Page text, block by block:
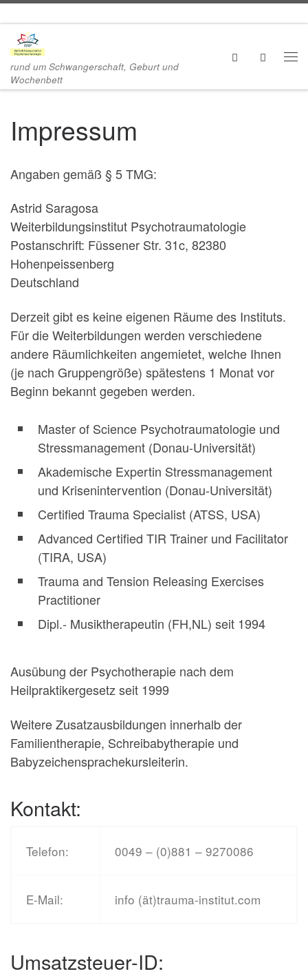
Zum Inhalt springen
rund um Schwangerschaft, Geburt und
Wochenbett
Search
Impressum
Angaben gemäß § 5 TMG:
Astrid Saragosa
Weiterbildungsinstitut Psychotraumatologie
Postanschrift: Füssener Str. 31c, 82380
Hohenpeissenberg
Deutschland
Derzeit gibt es keine eigenen Räume des Instituts.
Für die Weiterbildungen werden verschiedene
andere Räumlichkeiten angemietet, welche Ihnen
(je nach Gruppengröße) spätestens 1 Monat vor
Beginn bekannt gegeben werden.
Master of Science Psychotraumatologie und
Stressmanagement (Donau-Universität)
Akademische Expertin Stressmanagement
und Krisenintervention (Donau-Universität)
Certified Trauma Specialist (ATSS, USA)
Advanced Certified TIR Trainer und Facilitator
(TIRA, USA)
Trauma and Tension Releasing Exercises
Practitioner
Dipl.- Musiktherapeutin (FH,NL) seit 1994
Ausübung der Psychotherapie nach dem
Heilpraktikergesetz seit 1999
Weitere Zusatzausbildungen innerhalb der
Familientherapie, Schreibabytherapie und
Babyzeichensprachekursleiterin.
Kontakt:
Telefon: 0049 – (0)881 – 9270086
E-Mail: info (ät)trauma-institut.com
Umsatzsteuer-ID: